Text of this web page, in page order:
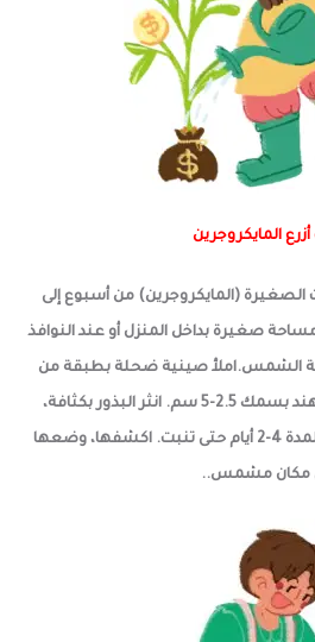
المايكروجرين
(المايكروجرين) من أسبوع إلى
صغيرة بداخل المنزل أو عند النوافذ
الشمس.املأ صينية ضحلة بطبقة من
تربة الزراعة أو ألياف جوز الهند بسمك 2.5-5 سم. انثر البذور بكثافة،
ورشها برذاذ الماء، وغطّها لمدة 4-2 أيام حتى تنبت. اكشفها، وضعها
مكان مشمس..